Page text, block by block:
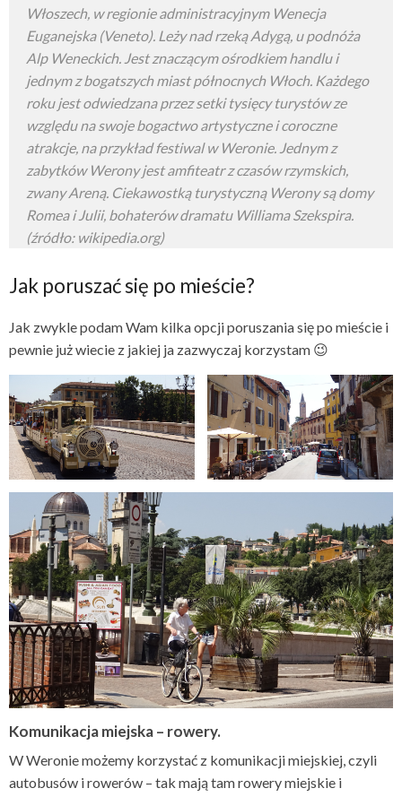
Włoszech, w regionie administracyjnym Wenecja
Euganejska (Veneto). Leży nad rzeką Adygą, u podnóża
Alp Weneckich. Jest znaczącym ośrodkiem handlu i
jednym z bogatszych miast północnych Włoch. Każdego
roku jest odwiedzana przez setki tysięcy turystów ze
względu na swoje bogactwo artystyczne i coroczne
atrakcje, na przykład festiwal w Weronie. Jednym z
zabytków Werony jest amfiteatr z czasów rzymskich,
zwany Areną. Ciekawostką turystyczną Werony są domy
Romea i Julii, bohaterów dramatu Williama Szekspira.
(źródło: wikipedia.org)
Jak poruszać się po mieście?
Jak zwykle podam Wam kilka opcji poruszania się po mieście i
pewnie już wiecie z jakiej ja zazwyczaj korzystam 😉
Komunikacja miejska – rowery.
W Weronie możemy korzystać z komunikacji miejskiej, czyli
autobusów i rowerów – tak mają tam rowery miejskie i